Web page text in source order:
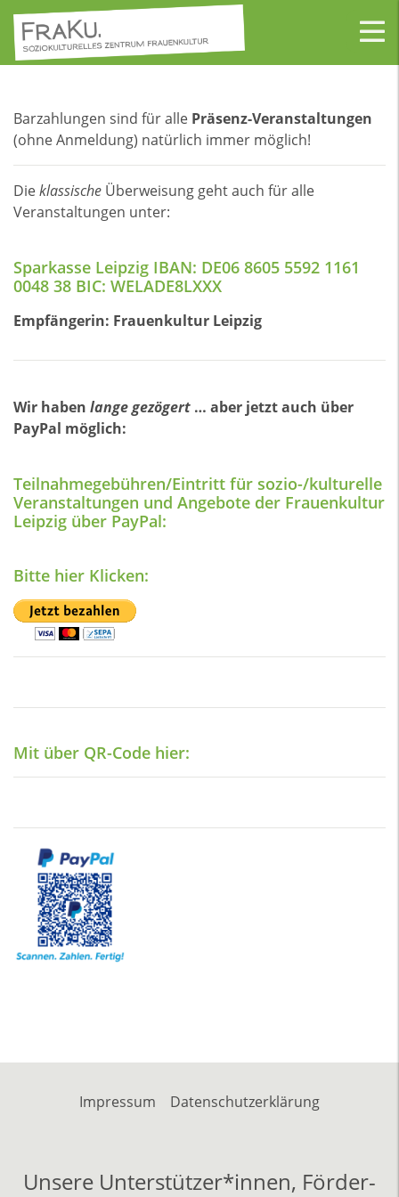
Barzahlungen sind für alle Präsenz-Veranstaltungen
(ohne Anmeldung) natürlich immer möglich!
Dieklassische Überweisung geht auch für alle
Veranstaltungen unter:
Sparkasse Leipzig IBAN: DE06 8605 5592 1161
0048 38 BIC: WELADE8LXXX
Empfängerin: Frauenkultur Leipzig
Wir haben lange gezögert … aber jetzt auch über
PayPal möglich:
Teilnahmegebühren/Eintritt für sozio-/kulturelle
Veranstaltungen und Angebote der Frauenkultur
Leipzig über PayPal:
Bitte hier Klicken:
Mit über QR-Code hier:
Impressum Datenschutzerklärung
Unsere Unterstützer*innen, Förder-